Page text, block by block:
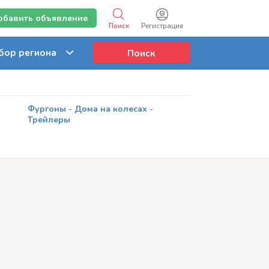
Регистрация
Поиск
объявление
Поиск
Фургоны - Дома на колесах -
Трейлеры